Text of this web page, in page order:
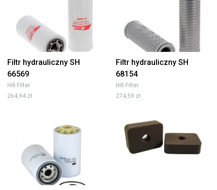
Filtr hydrauliczny SH
66569
Hifi Filter
264,94 zł
Filtr hydrauliczny SH
68154
Hifi Filter
274,59 zł